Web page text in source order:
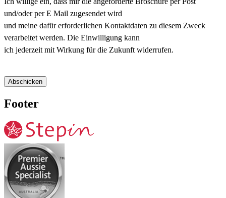
und/oder per E Mail zugesendet wird
und meine dafür erforderlichen Kontaktdaten zu diesem Zweck
verarbeitet werden. Die Einwilligung kann
ich jederzeit mit Wirkung für die Zukunft widerrufen.
Abschicken
Footer